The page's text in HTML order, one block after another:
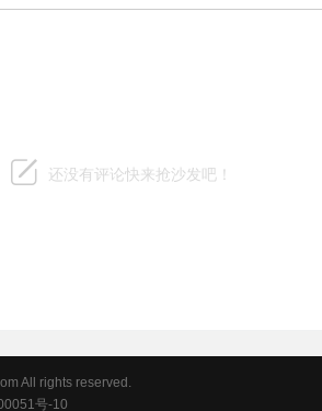
还没有评论快来抢沙发吧！
All rights reserved.
号-10